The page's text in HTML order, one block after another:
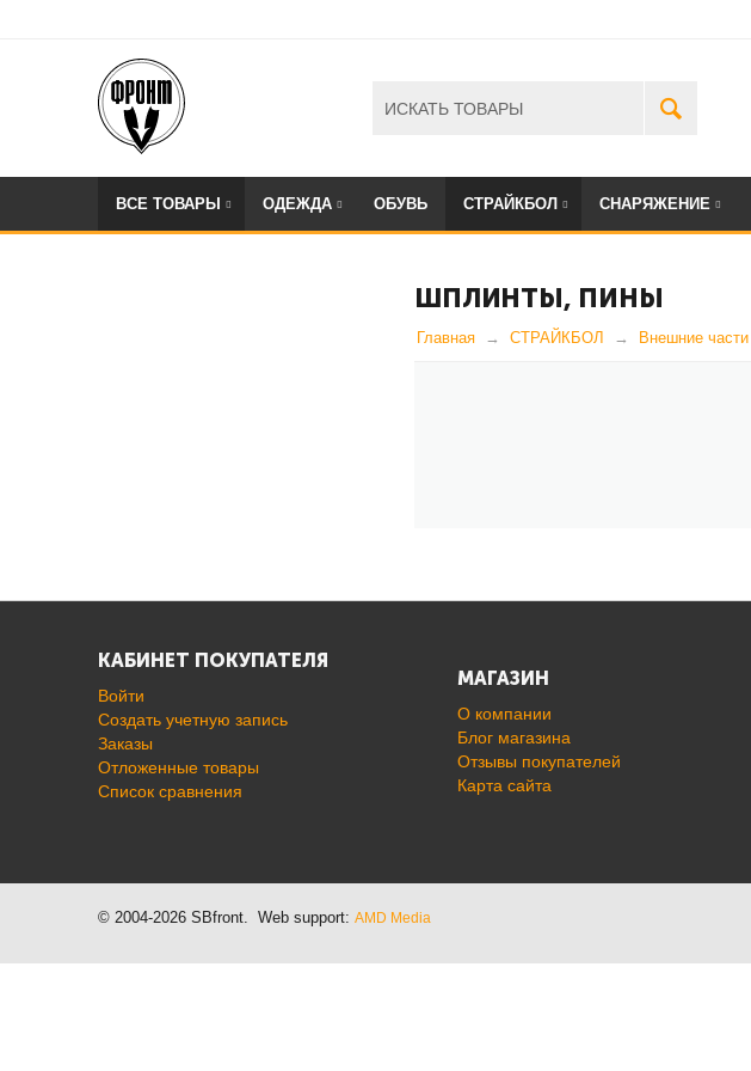
ВСЕ ТОВАРЫ ОДЕЖДА ОБУВЬ СТРАЙКБОЛ СНАРЯЖЕНИЕ
ШПЛИНТЫ, ПИНЫ
Главная СТРАЙКБОЛ Внешние части
КАБИНЕТ ПОКУПАТЕЛЯ
Войти
Создать учетную запись
Заказы
Отложенные товары
Список сравнения
МАГАЗИН
О компании
Блог магазина
Отзывы покупателей
Карта сайта
© 2004-2026 SBfront. Web support: AMD Media